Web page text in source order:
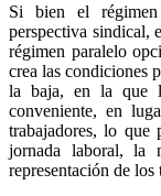
Si bien el
perspectiva sindical,
régimen paralelo
crea las condiciones
la baja, en la que
conveniente, en
trabajadores, lo que
jornada laboral, la
representación de